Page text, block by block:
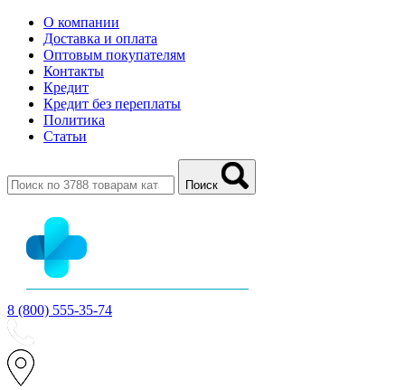
О компании
Доставка и оплата
Оптовым покупателям
Контакты
Кредит
Кредит без переплаты
Политика
Статьи
Поиск
8 (800) 555-35-74